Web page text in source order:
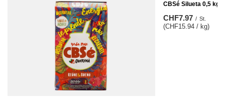
CBSé Silueta 0,5 kg
CHF7.97 / St.
(CHF15.94 / kg)